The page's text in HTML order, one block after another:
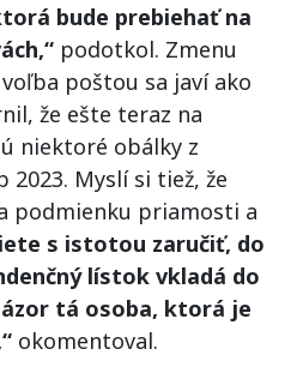
bude prebiehať na
podotkol. Zmenu
poštou sa javí ako
že ešte teraz na
niektoré obálky z
Myslí si tiež, že
podmienku priamosti a
s istotou zaručiť, do
lístok vkladá do
tá osoba, ktorá je
okomentoval.